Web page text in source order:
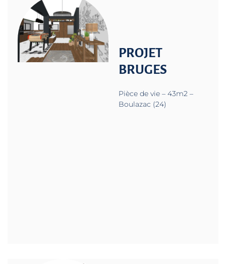
PROJET
BRUGES
Pièce de vie – 43m2 –
Boulazac (24)